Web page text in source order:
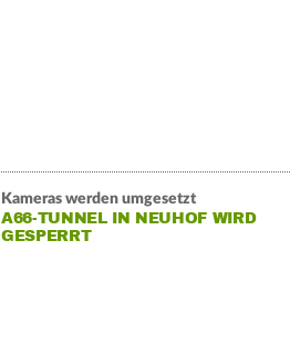
Kameras werden umgesetzt
A66-TUNNEL IN NEUHOF WIRD
GESPERRT